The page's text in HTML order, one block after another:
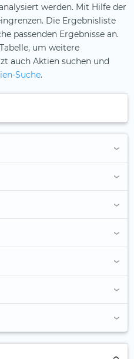
werden. Mit Hilfe der
Die Ergebnisliste
passenden Ergebnisse an.
um weitere
auch Aktien suchen und
Suche.